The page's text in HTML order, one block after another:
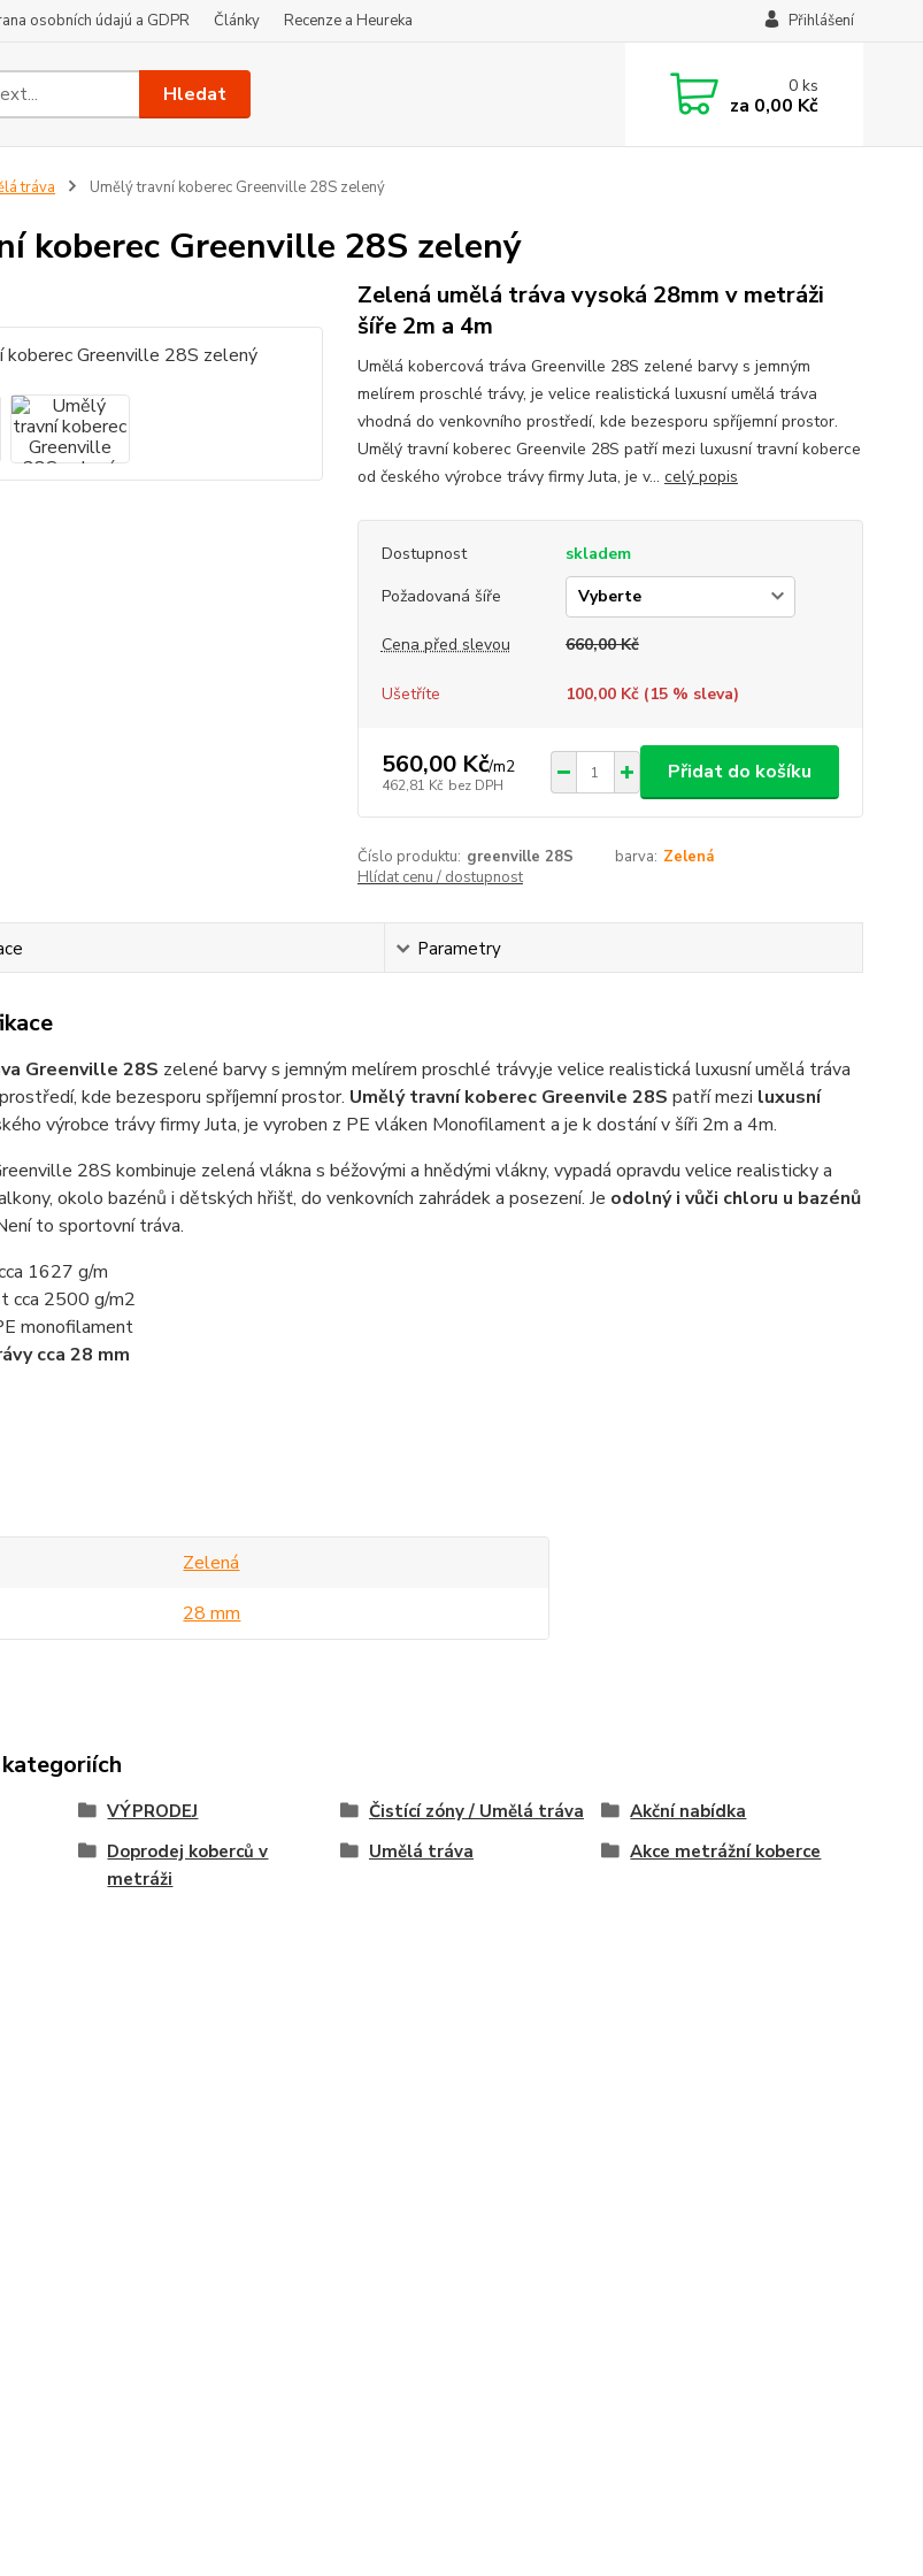
osobních údajú a GDPR Články Recenze a Heureka Přihlášení
Hledat 0ks
za 0,00 Kč
tráva Umělý travní koberec Greenville 28S zelený
koberec Greenville 28S zelený
Zelená umělá tráva vysoká 28mm v metráži
šíře 2m a 4m
Umělá kobercová tráva Greenville 28S zelené barvy s jemným
melírem proschlé trávy, je velice realistická luxusní umělá tráva
vhodná do venkovního prostředí, kde bezesporu spříjemní prostor.
Umělý travní koberec Greenvile 28S patří mezi luxusní travní koberce
od českého výrobce trávy firmy Juta, je v... celý popis
Dostupnost
skladem
Požadovaná šíře
Cena před slevou 660,00 Kč
Ušetříte 100,00 Kč (15% sleva)
560,00 Kč/m2
462,81 Kč bez DPH
Přidat do košíku
Číslo produktu: greenville 28S barva: Zelená
Hlídat cenu / dostupnost
Parametry
Greenville 28S zelené barvy s jemným melírem proschlé trávy,je velice realistická luxusníumělá tráva
, kde bezesporu spříjemní prostor. Umělý travní koberec Greenvile 28S patří mezi luxusní
výrobce trávy firmy Juta, je vyroben z PE vláken Monofilamenta je k dostánív šíři 2m a 4m.
28S kombinuje zelená vlákna s béžovými a hnědými vlákny, vypadá opravdu velice realisticky a
okolo bazénů i dětských hřišť, do venkovních zahrádek a posezení. Je odolný i vůči chloru u bazénů
to sportovní tráva.
1627 g/m
cca 2500 g/m2
monofilament
cca 28 mm
Zelená
28 mm
VÝPRODEJ Čistící zóny / Umělá tráva
Akční nabídka
Doprodej koberců v
metráži
Umělá tráva Akce metrážní koberce